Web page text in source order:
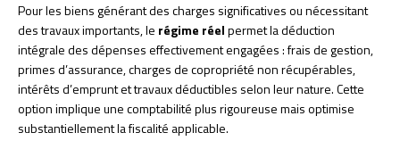
Pour les biens générant des charges significatives ou nécessitant
des travaux importants, le régime réelpermet la déduction
intégrale des dépenses effectivement engagées : frais de gestion,
primes d’assurance, charges de copropriété non récupérables,
intérêts d’emprunt et travaux déductibles selon leur nature. Cette
option implique une comptabilité plus rigoureuse mais optimise
substantiellement la fiscalité applicable.